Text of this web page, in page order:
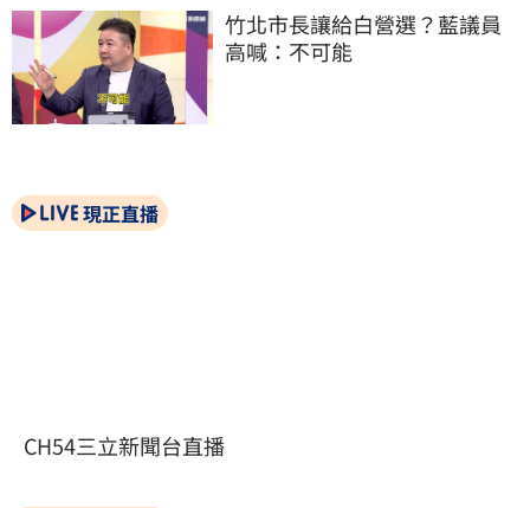
竹北市長讓給白營選？藍議員
高喊：不可能
現正直播
CH54三立新聞台直播